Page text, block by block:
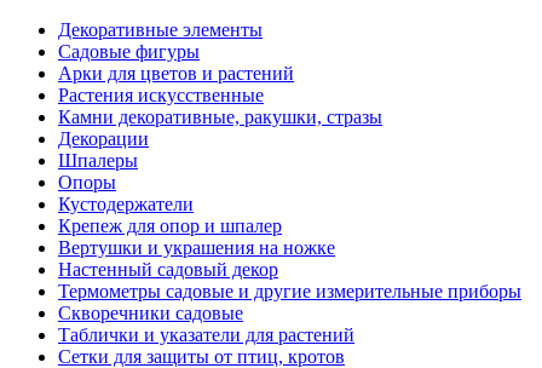
Декоративные элементы
Садовые фигуры
Арки для цветов и растений
Растения искусственные
Камни декоративные, ракушки, стразы
Декорации
Шпалеры
Опоры
Кустодержатели
Крепеж для опор и шпалер
Вертушки и украшения на ножке
Настенный садовый декор
Термометры садовые и другие измерительные приборы
Скворечники садовые
Таблички и указатели для растений
Сетки для защиты от птиц, кротов